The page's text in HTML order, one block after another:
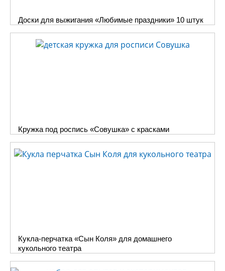
Доски для выжигания «Любимые праздники» 10 штук
Кружка под роспись «Совушка» с красками
Кукла-перчатка «Сын Коля» для домашнего
кукольного театра